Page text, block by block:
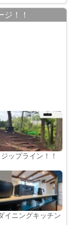
！！
ジップライン！！
イニングキッチン